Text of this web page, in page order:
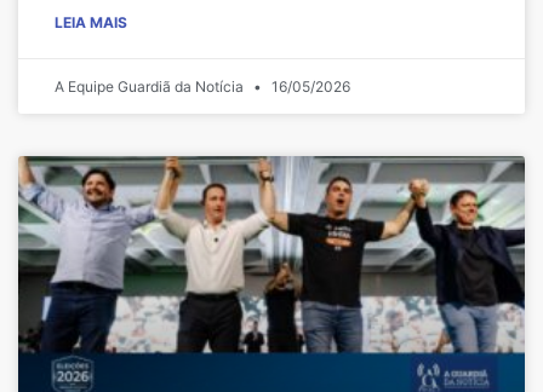
LEIA MAIS
A Equipe Guardiã da Notícia 16/05/2026